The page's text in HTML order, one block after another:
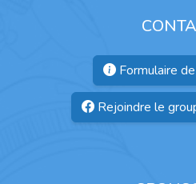
Formulaire
Rejoindre le